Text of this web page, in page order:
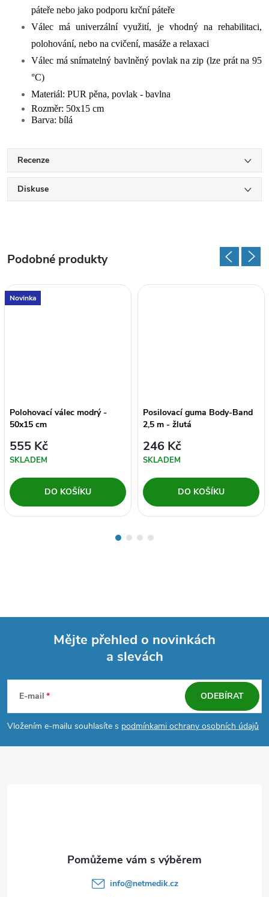
páteře nebo jako podporu krční páteře
Válec má univerzální využití, je vhodný na rehabilitaci,
polohování, nebo na cvičení, masáže a relaxaci
Válec má snímatelný bavlněný povlak na zip (lze prát na 95
°C)
Materiál: PUR pěna, povlak - bavlna
Rozměr: 50x15 cm
Barva: bílá
Recenze
Diskuse
Novinka
Polohovací válec modrý -
50x15 cm
555 Kč
SKLADEM
DO KOŠÍKU
Posilovací guma Body-Band
2,5 m - žlutá
246 Kč
SKLADEM
DO KOŠÍKU
p
a
Mějte přehled o novinkách
a slevách
E-mail
Vložením e-mailu souhlasíte s podmínkami ochrany osobních údajů
ODEBÍRAT
info@netmedik.cz